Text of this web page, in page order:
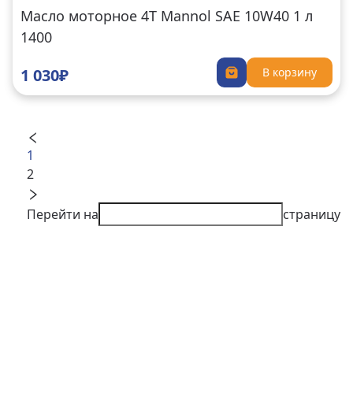
Масло моторное 4Т Mannol SAE 10W40 1 л
1400
1 030₽ В корзину
1
2
Перейти на страницу